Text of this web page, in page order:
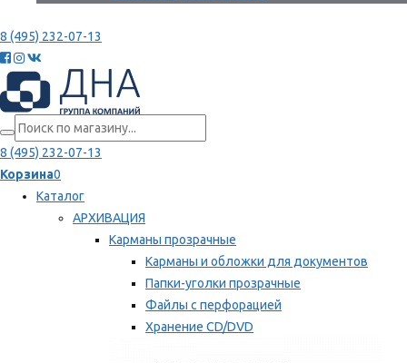
8 (495) 232-07-13
8 (495) 232-07-13
Корзина0
Каталог
АРХИВАЦИЯ
Карманы прозрачные
Карманы и обложки для документов
Папки-уголки прозрачные
Файлы с перфорацией
Хранение CD/DVD